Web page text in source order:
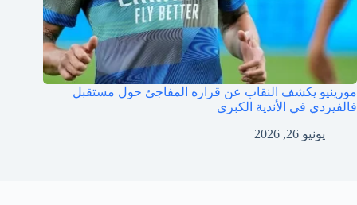
مورينيو يكشف النقاب عن قراره المفاجئ حول مستقبل
فالفيردي في الأندية الكبرى
يونيو 26, 2026